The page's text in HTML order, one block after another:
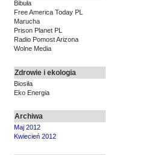
Bibuła
Free America Today PL
Marucha
Prison Planet PL
Radio Pomost Arizona
Wolne Media
Zdrowie i ekologia
Biosiła
Eko Energia
Archiwa
Maj 2012
Kwiecień 2012